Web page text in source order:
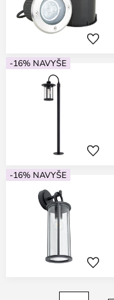
-16% NAVYŠE
-16% NAVYŠE